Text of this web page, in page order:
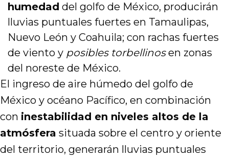
humedad del golfo de México, producirán
lluvias puntuales fuertes en Tamaulipas,
Nuevo León y Coahuila; con rachas fuertes
de viento y posibles torbellinosen zonas
del noreste de México.
El ingreso de aire húmedo del golfo de
México y océano Pacífico, en combinación
con inestabilidad en niveles altos de la
atmósfera situada sobre el centro y oriente
del territorio, generarán lluvias puntuales